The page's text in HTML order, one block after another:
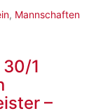
, Mannschaften
1
–